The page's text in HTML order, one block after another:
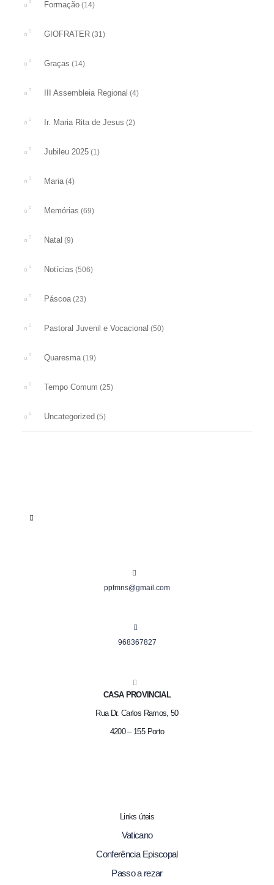
Formação (14)
GIOFRATER (31)
Graças (14)
III Assembleia Regional (4)
Ir. Maria Rita de Jesus (2)
Jubileu 2025 (1)
Maria(4)
Memórias (69)
Natal (9)
Notícias (506)
Páscoa(23)
Pastoral Juvenil e Vocacional (50)
Quaresma(19)
Tempo Comum (25)
Uncategorized (5)
ppfmns@gmail.com
968367827
CASA PROVINCIAL
Rua Dr. Carlos Ramos, 50
4200 – 155 Porto
Links úteis
Vaticano
Conferência Episcopal
Passo a rezar